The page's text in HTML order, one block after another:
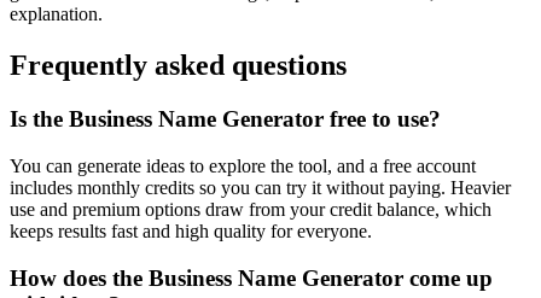
explanation.
Frequently asked questions
Is the Business Name Generator free to use?
You can generate ideas to explore the tool, and a free account
includes monthly credits so you can try it without paying. Heavier
use and premium options draw from your credit balance, which
keeps results fast and high quality for everyone.
How does the Business Name Generator come up